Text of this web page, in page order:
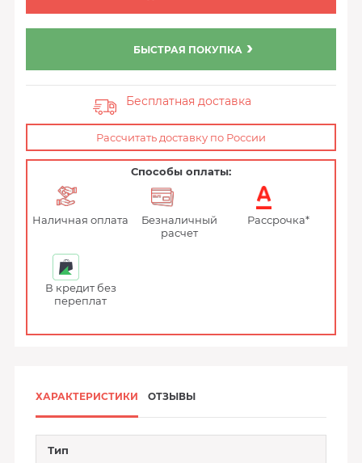
БЫСТРАЯ ПОКУПКА
Бесплатная доставка
Рассчитать доставку по России
Способы оплаты:
Наличная оплата
Безналичный
расчет
Рассрочка*
В кредит без
переплат
ХАРАКТЕРИСТИКИ ОТЗЫВЫ
Тип